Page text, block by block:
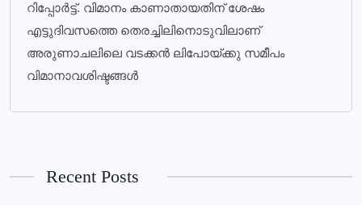
റിപ്പോര്‍ട്ട്. വിമാനം കാണാതായതിന് ശേഷം
എട്ടുദിവസത്തെ തെരച്ചിലിനൊടുവിലാണ്
അരുണാചലിലെ വടക്കന്‍ ലിപോയ്ക്കു സമീപം
വിമാനാവശിഷ്ടങ്ങള്‍
Recent Posts